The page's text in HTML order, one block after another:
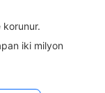
iki milyon